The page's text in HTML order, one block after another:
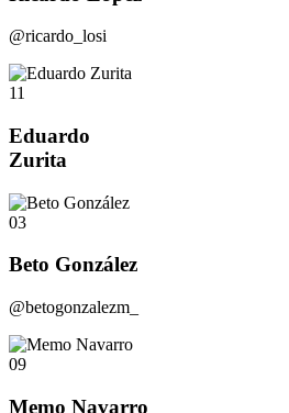
@ricardo_losi
11
Eduardo
Zurita
03
Beto González
@betogonzalezm_
09
Memo Navarro